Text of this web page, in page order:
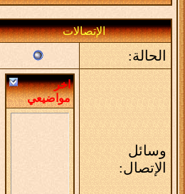
الإتصالات
الحالة:
وسائل
الإتصال:
اخر
مواضيعي